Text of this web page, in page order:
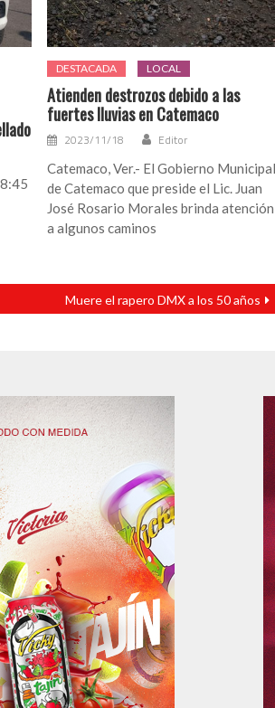
DESTACADA LOCAL
Atienden destrozos debido a las
fuertes lluvias en Catemaco
2023/11/18 Editor
Catemaco, Ver.- El Gobierno
de Catemaco que preside el Lic. Juan
José Rosario Morales brinda atención
a algunos caminos
Muere el rapero DMX a los 50 años